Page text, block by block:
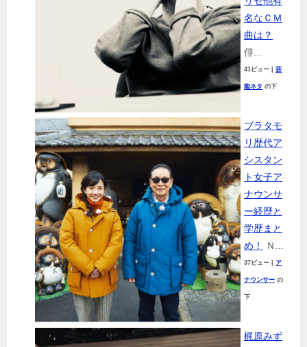
名なＣＭ
曲は？
俳...
41ビュー 芸
能ネタ の下
ブラタモ
リ歴代ア
シスタン
ト女子ア
ナウンサ
ー経歴と
学歴まと
め！
Ｎ...
37ビュー ア
ナウンサー の
下
梶原みず